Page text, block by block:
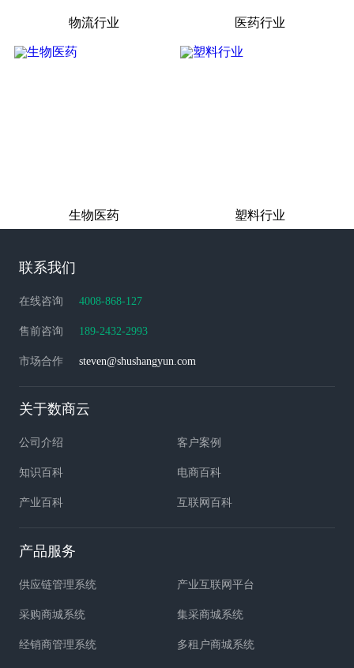
物流行业 医药行业
生物医药 塑料行业
联系我们
在线咨询 4008-868-127
售前咨询 189-2432-2993
市场合作 steven@shushangyun.com
关于数商云
公司介绍 客户案例
知识百科 电商百科
产业百科 互联网百科
产品服务
供应链管理系统 产业互联网平台
采购商城系统 集采商城系统
经销商管理系统 多租户商城系统